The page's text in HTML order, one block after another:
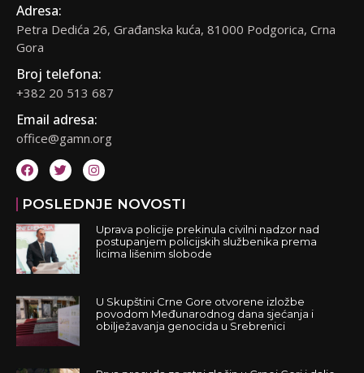
Adresa:
Petra Dedića 26, Građanska kuća, 81000 Podgorica, Crna
Gora
Broj telefona:
+382 20 513 687
Email adresa:
office@gamn.org
POSLEDNJE NOVOSTI
Uprava policije prekinula civilni nadzor nad
postupanjem policijskih službenika prema
licima lišenim slobode
U Skupštini Crne Gore otvorene izložbe
povodom Međunarodnog dana sjećanja i
obilježavanja genocida u Srebrenici